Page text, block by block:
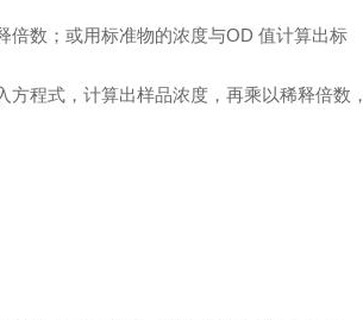
倍数；或用标准物的浓度与OD 值计算出标
程式，计算出样品浓度，再乘以稀释倍数，